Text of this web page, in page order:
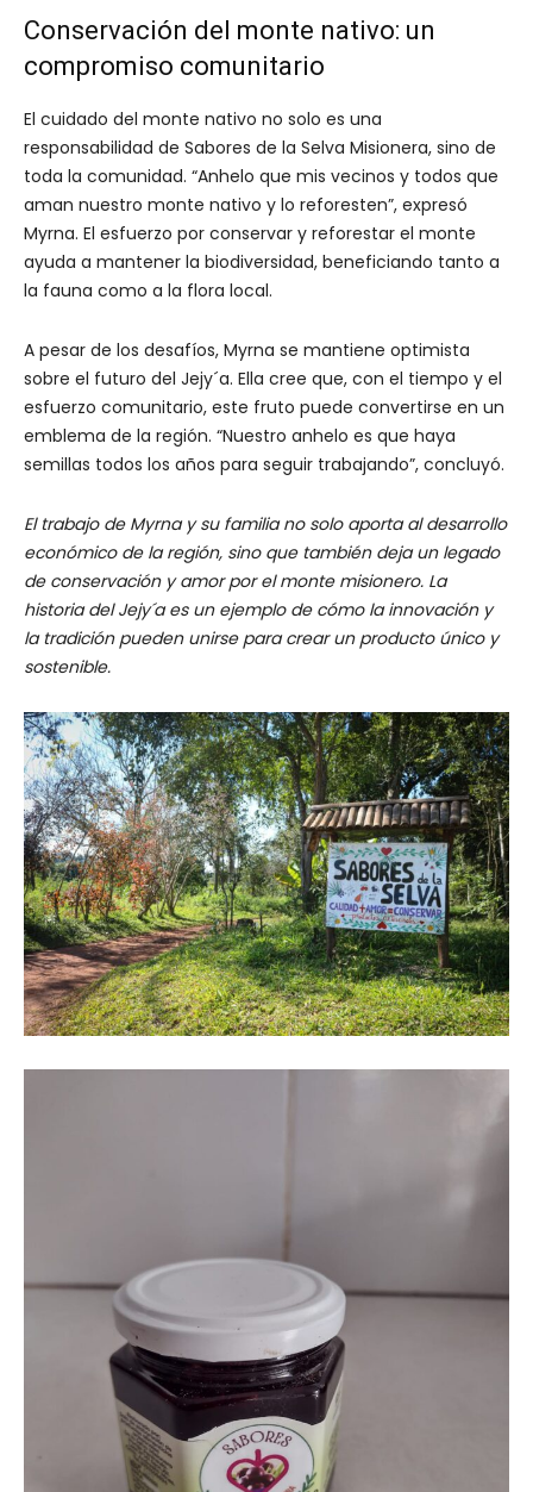
Conservación del monte nativo: un
compromiso comunitario
El cuidado del monte nativo no solo es una
responsabilidad de Sabores de la Selva Misionera, sino de
toda la comunidad. “Anhelo que mis vecinos y todos que
aman nuestro monte nativo y lo reforesten”, expresó
Myrna. El esfuerzo por conservar y reforestar el monte
ayuda a mantener la biodiversidad, beneficiando tanto a
la fauna como a la flora local.
A pesar de los desafíos, Myrna se mantiene optimista
sobre el futuro del Jejy´a. Ella cree que, con el tiempo y el
esfuerzo comunitario, este fruto puede convertirse en un
emblema de la región. “Nuestro anhelo es que haya
semillas todos los años para seguir trabajando”, concluyó.
El trabajo de Myrna y su familia no solo aporta al desarrollo
económico de la región, sino que también deja un legado
de conservación y amor por el monte misionero. La
historia del Jejy´a es un ejemplo de cómo la innovación y
la tradición pueden unirse para crear un producto único y
sostenible.